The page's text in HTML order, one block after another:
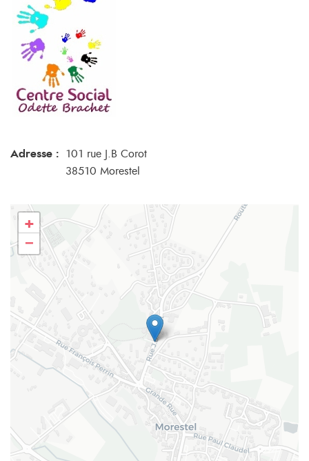
Adresse :
101 rue J.B Corot
38510 Morestel
+
−